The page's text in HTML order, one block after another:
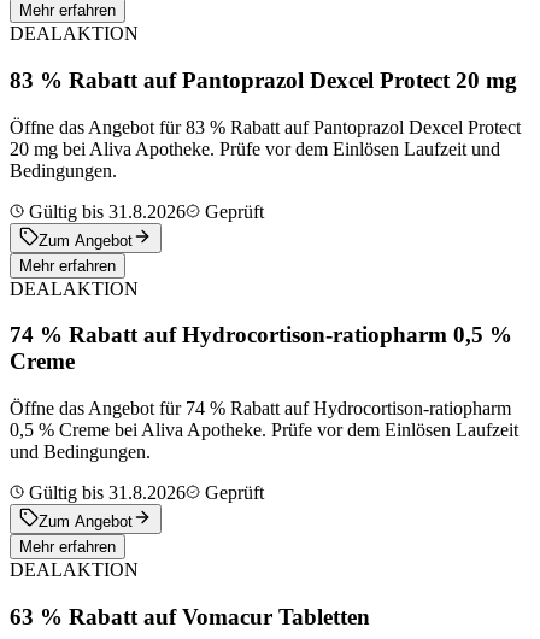
Mehr erfahren
DEALAKTION
83 % Rabatt auf Pantoprazol Dexcel Protect 20 mg
Öffne das Angebot für 83 % Rabatt auf Pantoprazol Dexcel Protect
20 mg bei Aliva Apotheke. Prüfe vor dem Einlösen Laufzeit und
Bedingungen.
Gültig bis 31.8.2026
Geprüft
Zum Angebot
Mehr erfahren
DEALAKTION
74 % Rabatt auf Hydrocortison-ratiopharm 0,5 %
Creme
Öffne das Angebot für 74 % Rabatt auf Hydrocortison-ratiopharm
0,5 % Creme bei Aliva Apotheke. Prüfe vor dem Einlösen Laufzeit
und Bedingungen.
Gültig bis 31.8.2026
Geprüft
Zum Angebot
Mehr erfahren
DEALAKTION
63 % Rabatt auf Vomacur Tabletten